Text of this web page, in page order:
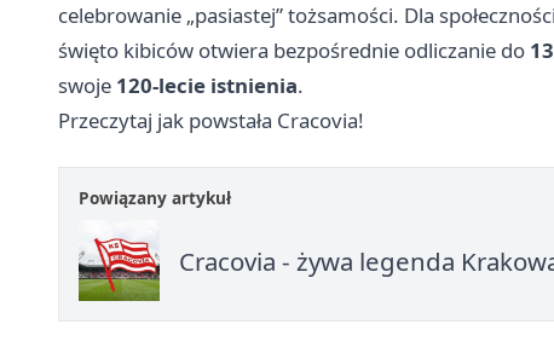
celebrowanie „pasiastej” tożsamości. Dla
święto kibiców otwiera bezpośrednie odliczanie do
swoje 120-lecie istnienia.
Przeczytaj jak powstała Cracovia!
Powiązany artykuł
Cracovia - żywa legenda